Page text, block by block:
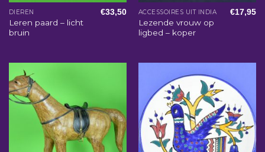
DIEREN
Leren paard – licht
bruin
€33,50 ACCESSOIRES UIT INDIA
Lezende vrouw op
ligbed – koper
€17,95